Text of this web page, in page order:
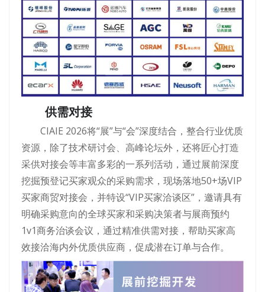
供需对接
CIAIE 2026将“展”与“会”深度结合，整合行业优质
资源，除了技术研讨会、高峰论坛外，还将匠心打造
采供对接会等丰富多彩的一系列活动，通过展前深度
挖掘预登记买家观众的采购需求，现场落地50+场VIP
买家商贸对接会，并特设“VIP买家洽谈区”，邀请具有
明确采购意向的全球买家和采购决策者与展商预约
1v1商务治谈会议，通过精准供需对接，帮助买家高
效接洽海内外优质供应商，促成潜在订单与合作。